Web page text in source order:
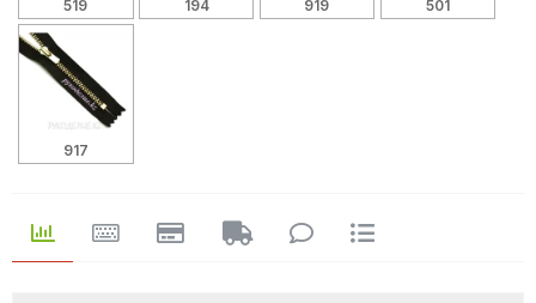
519 194 919 501
917